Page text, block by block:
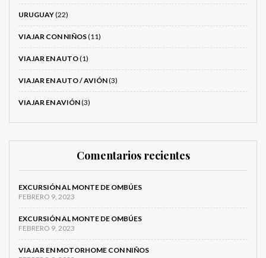
URUGUAY(22)
VIAJAR CON NIÑOS(11)
VIAJAR EN AUTO(1)
VIAJAR EN AUTO / AVIÓN(3)
VIAJAR EN AVIÓN(3)
Comentarios recientes
EXCURSIÓN AL MONTE DE OMBÚES
FEBRERO 9, 2023
EXCURSIÓN AL MONTE DE OMBÚES
FEBRERO 9, 2023
VIAJAR EN MOTORHOME CON NIÑOS